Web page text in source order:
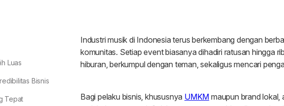
Luas
Bisnis
Tepat